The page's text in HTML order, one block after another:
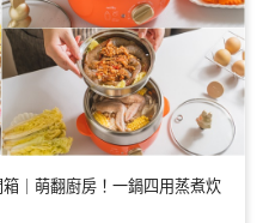
｜萌翻廚房！一鍋四用蒸煮炊